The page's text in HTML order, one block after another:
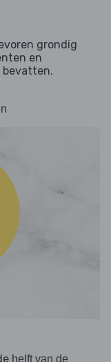
grondig
en
bevatten.
helft van de